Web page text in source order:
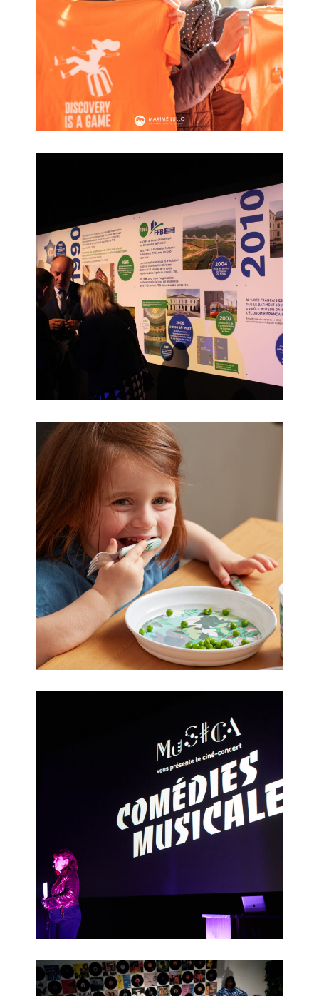
Pop In Bordeaux
Fédération du BTP Sarthe
Vaisselle Pouce & Lina
Ciné-concert 2019